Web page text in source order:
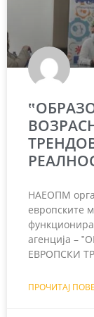
НАЕОПМ
европските
агенција –
ЕВРОПСКИ
ПРОЧИТАЈ